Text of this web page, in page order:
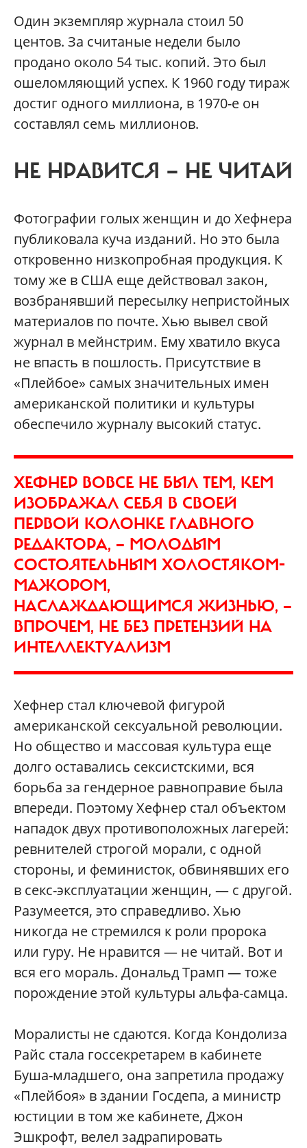
Один экземпляр журнала стоил 50
центов. За считаные недели было
продано около 54 тыс. копий. Это был
ошеломляющий успех. К 1960 году тираж
достиг одного миллиона, в 1970-е он
составлял семь миллионов.
НЕ НРАВИТСЯ — НЕ ЧИТАЙ
Фотографии голых женщин и до Хефнера
публиковала куча изданий. Но это была
откровенно низкопробная продукция. К
тому же в США еще действовал закон,
возбранявший пересылку непристойных
материалов по почте. Хью вывел свой
журнал в мейнстрим. Ему хватило вкуса
не впасть в пошлость. Присутствие в
«Плейбое» самых значительных имен
американской политики и культуры
обеспечило журналу высокий статус.
ХЕФНЕР ВОВСЕ НЕ БЫЛ ТЕМ, КЕМ
ИЗОБРАЖАЛ СЕБЯ В СВОЕЙ
ПЕРВОЙ КОЛОНКЕ ГЛАВНОГО
РЕДАКТОРА, — МОЛОДЫМ
СОСТОЯТЕЛЬНЫМ ХОЛОСТЯКОМ-
МАЖОРОМ,
НАСЛАЖДАЮЩИМСЯ ЖИЗНЬЮ, —
ВПРОЧЕМ, НЕ БЕЗ ПРЕТЕНЗИЙ НА
ИНТЕЛЛЕКТУАЛИЗМ
Хефнер стал ключевой фигурой
американской сексуальной революции.
Но общество и массовая культура еще
долго оставались сексистскими, вся
борьба за гендерное равноправие была
впереди. Поэтому Хефнер стал объектом
нападок двух противоположных лагерей:
ревнителей строгой морали, с одной
стороны, и феминисток, обвинявших его
в секс-эксплуатации женщин, — с другой.
Разумеется, это справедливо. Хью
никогда не стремился к роли пророка
или гуру. Не нравится — не читай. Вот и
вся его мораль. Дональд Трамп — тоже
порождение этой культуры альфа-самца.
Моралисты не сдаются. Когда Кондолиза
Райс стала госсекретарем в кабинете
Буша-младшего, она запретила продажу
«Плейбоя» в здании Госдепа, а министр
юстиции в том же кабинете, Джон
Эшкрофт, велел задрапировать